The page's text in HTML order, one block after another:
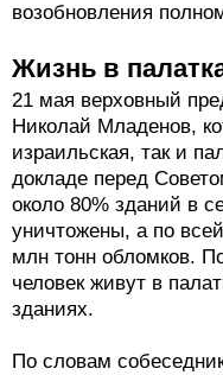
возобновления
Жизнь в
21 мая верховный
Николай Младенов,
израильская, так и
докладе перед
около 80% зданий в
уничтожены, а по
млн тонн обломков.
человек живут в
зданиях.
По словам